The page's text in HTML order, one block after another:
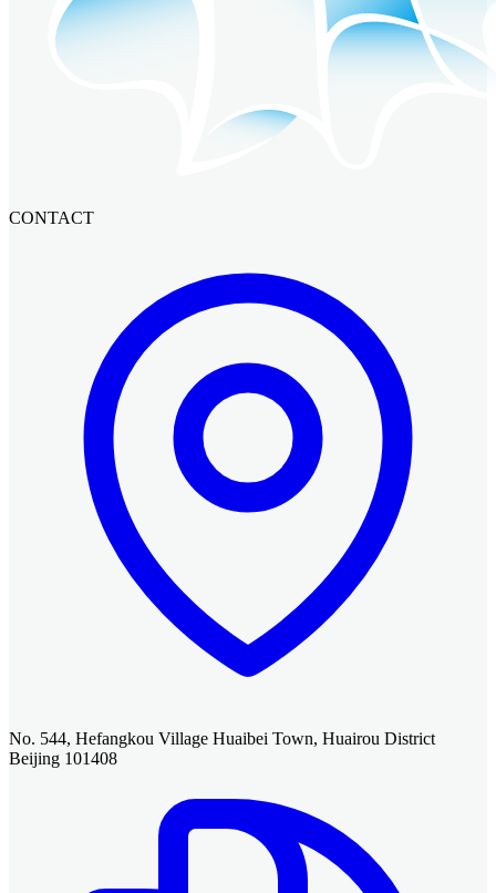
CONTACT
No. 544, Hefangkou Village Huaibei Town, Huairou District
Beijing 101408